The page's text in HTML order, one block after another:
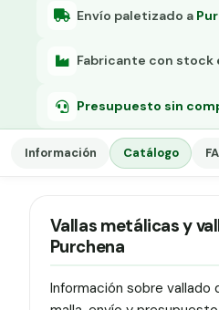
Envío paletizado a
Fabricante con stock
Presupuesto sin
Información Catálogo
Vallas metálicas y
Purchena
Información sobre vallado